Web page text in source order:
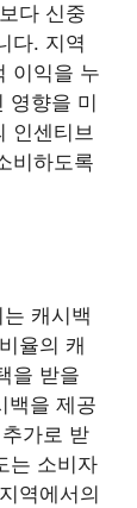
다 신중
다. 지역
이익을 누
영향을 미
인센티브
비하도록
캐시백
율의 캐
을 받을
백을 제공
가로 받
는 소비자
역에서의